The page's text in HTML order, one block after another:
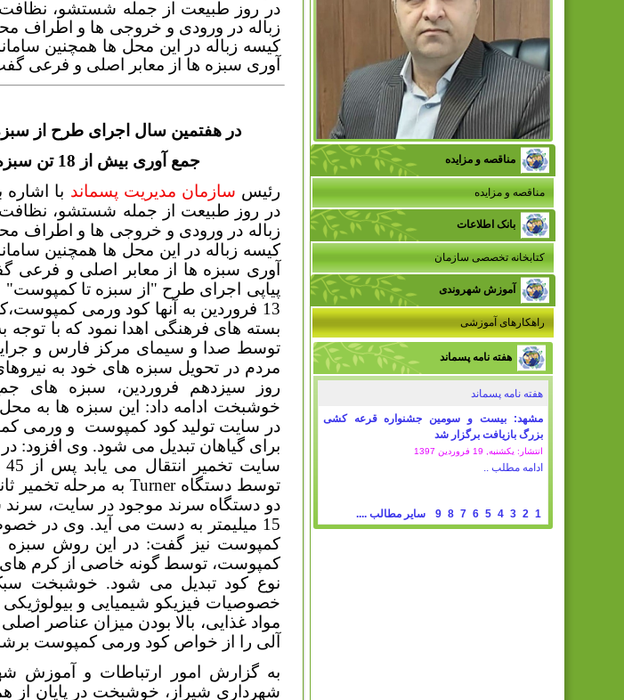
مناقصه و مزایده
مناقصه و مزایده
بانک اطلاعات
کتابخانه تخصصی سازمان
آموزش شهروندی
راهکارهای آموزشی
هفته نامه پسماند
هفته نامه پسماند
مشهد: بیست و سومین جشنواره قرعه کشی
بزرگ بازیافت برگزار شد
انتشار: یکشنبه, 19 فروردين 1397
ادامه مطلب ..
1
2
3
4
5
6
7
8
9 سایر مطالب ....
زباله در ورودی و خروجی ها و اطراف
کیسه زباله در این محل ها همچنین
آوری سبزه ها از معابر اصلی و فرعی
در هفتمین سال اجرای طرح از
جمع آوری بیش از 18 تن سبزه شهروندان در شیراز
رئیس سازمان مدیریت پسماند با
زباله در ورودی و خروجی ها و اطراف
کیسه زباله در این محل ها همچنین
آوری سبزه ها از معابر اصلی و فرعی
پیاپی اجرای طرح "از سبزه تا کمپوست"
13 فروردین به آنها کود ورمی
بسته های فرهنگی اهدا نمود که با
توسط صدا و سیمای مرکز فارس و
مردم در تحویل سبزه های خود به
خوشبخت ادامه داد: این سبزه ها به
در سایت تولید کود کمپوست و ورمی
برای گیاهان تبدیل می شود. وی افزود:
توسط دستگاهTurnerبه مرحله تخمیر
15 میلیمتر به دست می آید. وی در
کمپوست نیز گفت: در این روش سبزه
کمپوست، توسط گونه خاصی از کرم های
نوع کود تبدیل می شود. خوشبخت سبک
خصوصیات فیزیکو شیمیایی و بیولوژیکی
مواد غذایی، بالا بودن میزان عناصر
آلی را از خواص کود ورمی کمپوست
به گزارش امور ارتباطات و آموزش
شهرداری شیراز، خوشبخت در پایان از